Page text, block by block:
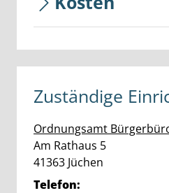
Zuständige
Ordnungsamt
Straße:
Am Rathaus Hausnummer:
5
PLZ:
41363 Ort:
Jüchen
Telefon: